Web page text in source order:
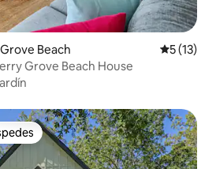
Beach
5 (13)
Grove Beach House
entre huéspedes